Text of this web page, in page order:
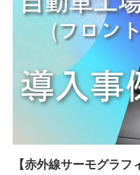
【赤外線サーモグラフ